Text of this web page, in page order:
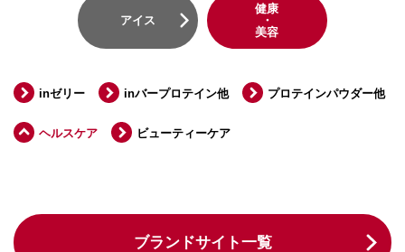
アイス
健康
・
美容
inゼリー inバープロテイン他 プロテインパウダー他
ヘルスケア ビューティーケア
ブランドサイト一覧